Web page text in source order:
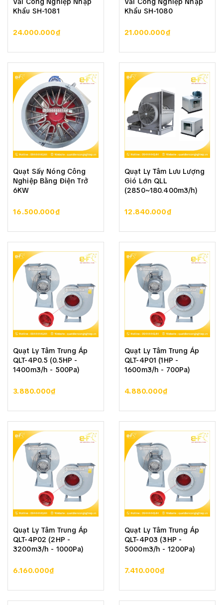
Khẩu SH-1081
24.000.000₫
Khẩu SH-1080
21.000.000₫
Quạt Sấy Nóng Công
Nghiệp Bằng Điện Trở
6KW
16.500.000₫
Quạt Ly Tâm Lưu Lượng
Gió Lớn QLL
(2850~180.400m3/h)
12.840.000₫
Quạt Ly Tâm Trung Áp
QLT-4P0.5 (0.5HP -
1400m3/h - 500Pa)
3.880.000₫
Quạt Ly Tâm Trung Áp
QLT-4P01 (1HP -
1600m3/h - 700Pa)
4.880.000₫
Quạt Ly Tâm Trung Áp
QLT-4P02 (2HP -
3200m3/h - 1000Pa)
6.160.000₫
Quạt Ly Tâm Trung Áp
QLT-4P03 (3HP -
5000m3/h - 1200Pa)
7.410.000₫